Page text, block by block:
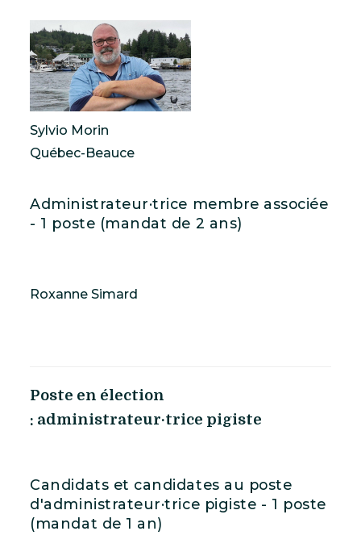
Sylvio Morin
Québec-Beauce
Administrateur·trice membre associée
- 1 poste (mandat de 2 ans)
Roxanne Simard
Poste en élection
: administrateur·trice pigiste
Candidats et candidates au poste
d'administrateur·trice pigiste - 1 poste
(mandat de 1 an)